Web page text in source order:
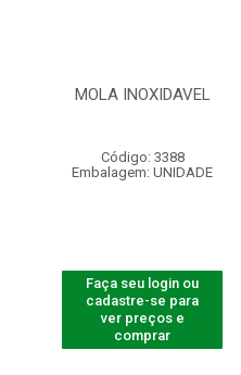
MOLA INOXIDAVEL
Código: 3388
Embalagem: UNIDADE
Faça seu login ou
cadastre-se para
ver preços e
comprar